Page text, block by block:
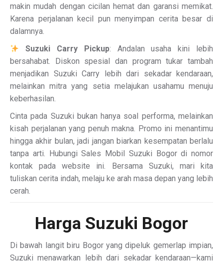
makin mudah dengan cicilan hemat dan garansi memikat.
Karena perjalanan kecil pun menyimpan cerita besar di
dalamnya.
Suzuki Carry Pickup: Andalan usaha kini lebih
bersahabat. Diskon spesial dan program tukar tambah
menjadikan Suzuki Carry lebih dari sekadar kendaraan,
melainkan mitra yang setia melajukan usahamu menuju
keberhasilan.
Cinta pada Suzuki bukan hanya soal performa, melainkan
kisah perjalanan yang penuh makna. Promo ini menantimu
hingga akhir bulan, jadi jangan biarkan kesempatan berlalu
tanpa arti. Hubungi Sales Mobil Suzuki Bogor di nomor
kontak pada website ini. Bersama Suzuki, mari kita
tuliskan cerita indah, melaju ke arah masa depan yang lebih
cerah.
Harga Suzuki Bogor
Di bawah langit biru Bogor yang dipeluk gemerlap impian,
Suzuki menawarkan lebih dari sekadar kendaraan—kami